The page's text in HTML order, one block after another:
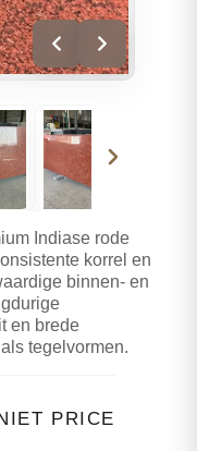
Indiase rode
korrel en
binnen- en
en brede
tegelvormen.
PRICE